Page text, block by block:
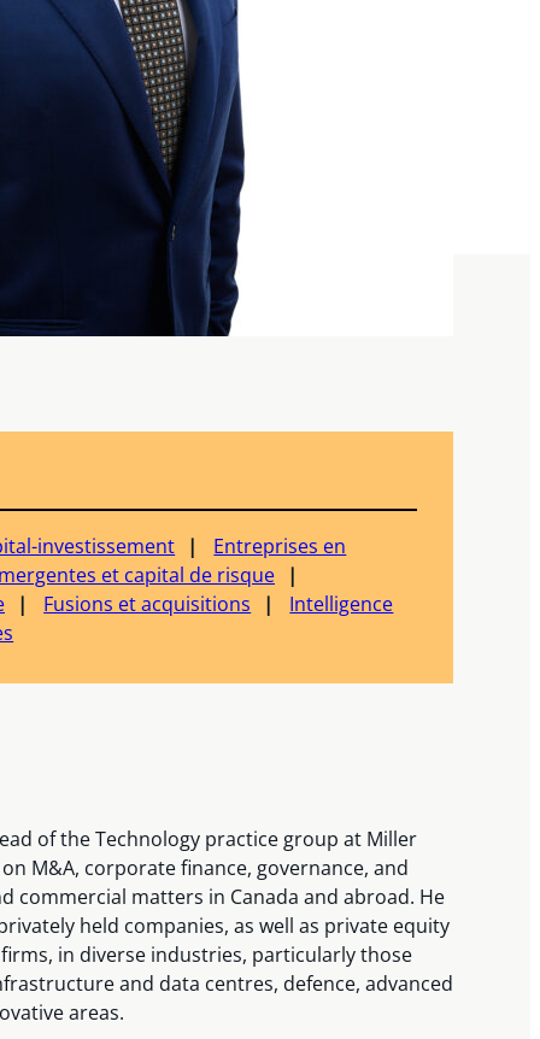
investissement
Entreprises en
et capital de risque
Fusions et acquisitions
Intelligence
of the Technology practice group at Miller
M&A, corporate finance, governance, and
commercial matters in Canada and abroad. He
held companies, as well as private equity
in diverse industries, particularly those
and data centres, defence, advanced
areas.